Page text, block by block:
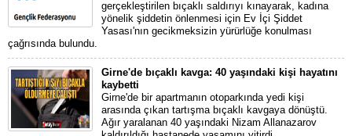
gerçekleştirilen bıçaklı saldırıyı kınayarak, kadına
yönelik şiddetin önlenmesi için Ev İçi Şiddet
Yasası'nın gecikmeksizin yürürlüğe konulması
çağrısında bulundu.
Girne'de bıçaklı kavga: 40 yaşındaki kişi hayatını
kaybetti
Girne'de bir apartmanın otoparkında yedi kişi
arasında çıkan tartışma bıçaklı kavgaya dönüştü.
Ağır yaralanan 40 yaşındaki Nizam Allanazarov